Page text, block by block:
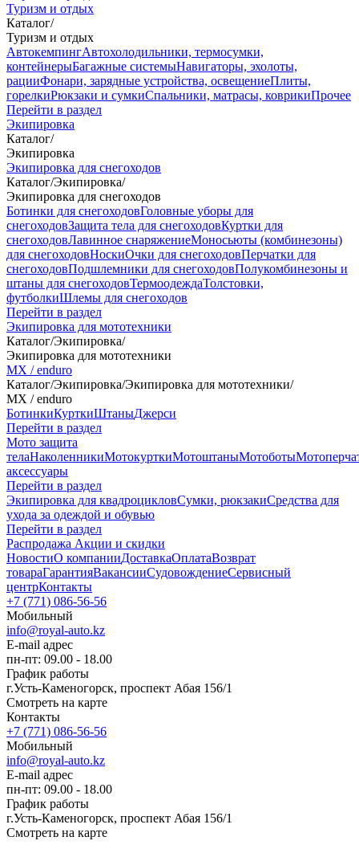
Туризм и отдых
Каталог/
Туризм и отдых
АвтокемпингАвтохолодильники, термосумки,
контейнерыБагажные системыНавигаторы, эхолоты,
рацииФонари, зарядные устройства, освещениеПлиты,
горелкиРюкзаки и сумкиСпальники, матрасы, коврикиПрочее
Перейти в раздел
Экипировка
Каталог/
Экипировка
Экипировка для снегоходов
Каталог/Экипировка/
Экипировка для снегоходов
Ботинки для снегоходовГоловные уборы для
снегоходовЗащита тела для снегоходовКуртки для
снегоходовЛавинное снаряжениеМоносьюты (комбинезоны)
для снегоходовНоскиОчки для снегоходовПерчатки для
снегоходовПодшлемники для снегоходовПолукомбинезоны и
штаны для снегоходовТермоодеждаТолстовки,
футболкиШлемы для снегоходов
Перейти в раздел
Экипировка для мототехники
Каталог/Экипировка/
Экипировка для мототехники
MX / enduro
Каталог/Экипировка/Экипировка для мототехники/
MX / enduro
БотинкиКурткиШтаныДжерси
Перейти в раздел
Мото защита
телаНаколенникиМотокурткиМотоштаныМотоботы
аксессуары
Перейти в раздел
Экипировка для квадроцикловСумки, рюкзакиСредства для
ухода за одеждой и обувью
Перейти в раздел
Распродажа Акции и скидки
НовостиО компанииДоставкаОплатаВозврат
товараГарантияВакансииСудовождениеСервисный
центрКонтакты
+7 (771) 086-56-56
Мобильный
info@royal-auto.kz
E-mail адрес
пн-пт: 09.00 - 18.00
График работы
г.Усть-Каменогорск, проспект Абая 156/1
Смотреть на карте
Контакты
+7 (771) 086-56-56
Мобильный
info@royal-auto.kz
E-mail адрес
пн-пт: 09.00 - 18.00
График работы
г.Усть-Каменогорск, проспект Абая 156/1
Смотреть на карте